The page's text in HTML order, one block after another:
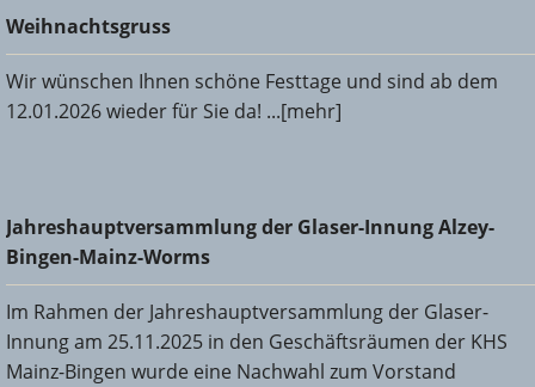
Weihnachtsgruss
Weihnachtsgruss
Wir wünschen Ihnen schöne Festtage und sind ab dem
12.01.2026 wieder für Sie da! ...[mehr]
Jahreshauptversammlung der Glaser-Innung Alzey-Bingen-
Mainz-Worms
Jahreshauptversammlung der Glaser-Innung Alzey-
Bingen-Mainz-Worms
Im Rahmen der Jahreshauptversammlung der Glaser-
Innung am 25.11.2025 in den Geschäftsräumen der KHS
Mainz-Bingen wurde eine Nachwahl zum Vorstand